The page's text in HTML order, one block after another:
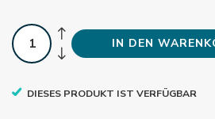
IN DEN
DIESES PRODUKT IST VERFÜGBAR